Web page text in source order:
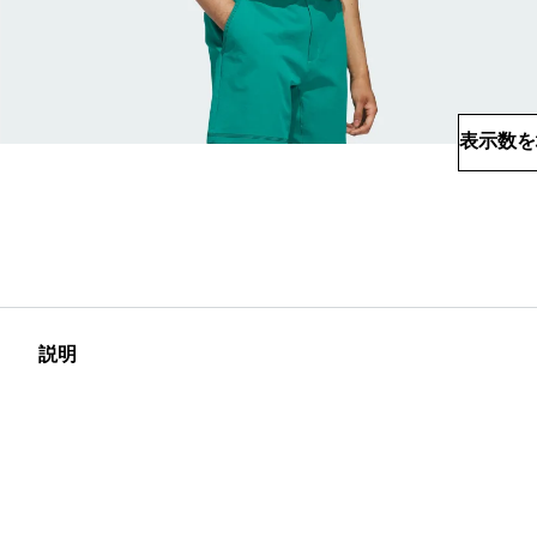
表示数
説明